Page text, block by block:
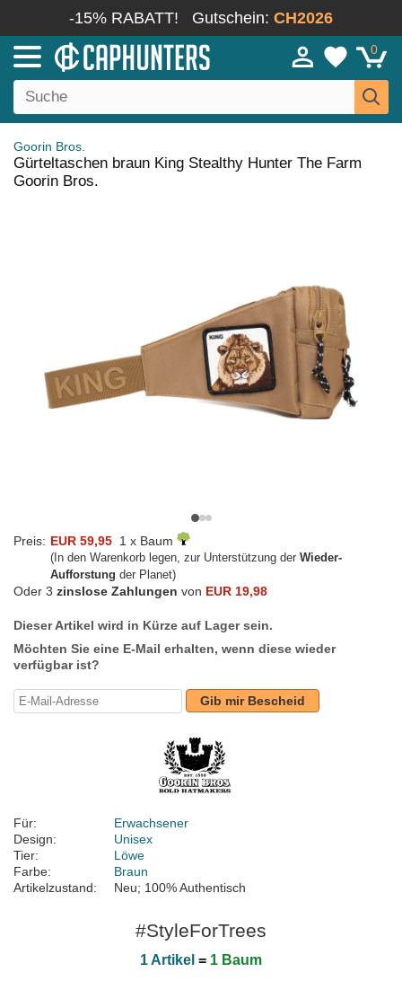
-15% RABATT! Gutschein: CH2026
0
Goorin Bros.
Gürteltaschen braun King Stealthy Hunter The Farm
Goorin Bros.
Preis: EUR 59,95 1 x Baum
(In den Warenkorb legen, zur Unterstützung der Wieder-
Aufforstung der Planet)
Oder 3 zinslose Zahlungen von EUR 19,98
Dieser Artikel wird in Kürze auf Lager sein.
Möchten Sie eine E-Mail erhalten, wenn diese wieder
verfügbar ist?
Gib mir Bescheid
Für:
Erwachsener
Design:
Unisex
Tier:
Löwe
Farbe:
Braun
Artikelzustand:
Neu; 100% Authentisch
#StyleForTrees
1 Artikel = 1 Baum